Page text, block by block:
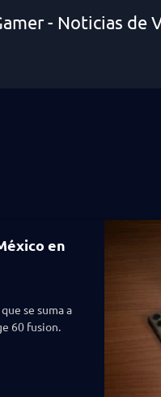
- Noticias de
en
se suma a
60 fusion.